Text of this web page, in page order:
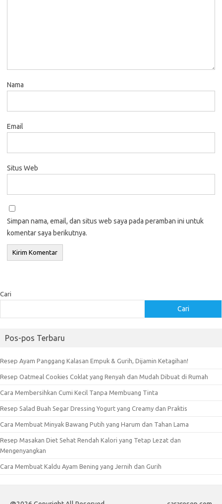
Nama
Email
Situs Web
Simpan nama, email, dan situs web saya pada peramban ini untuk
komentar saya berikutnya.
Cari
Cari
Pos-pos Terbaru
Resep Ayam Panggang Kalasan Empuk & Gurih, Dijamin Ketagihan!
Resep Oatmeal Cookies Coklat yang Renyah dan Mudah Dibuat di Rumah
Cara Membersihkan Cumi Kecil Tanpa Membuang Tinta
Resep Salad Buah Segar Dressing Yogurt yang Creamy dan Praktis
Cara Membuat Minyak Bawang Putih yang Harum dan Tahan Lama
Resep Masakan Diet Sehat Rendah Kalori yang Tetap Lezat dan
Mengenyangkan
Cara Membuat Kaldu Ayam Bening yang Jernih dan Gurih